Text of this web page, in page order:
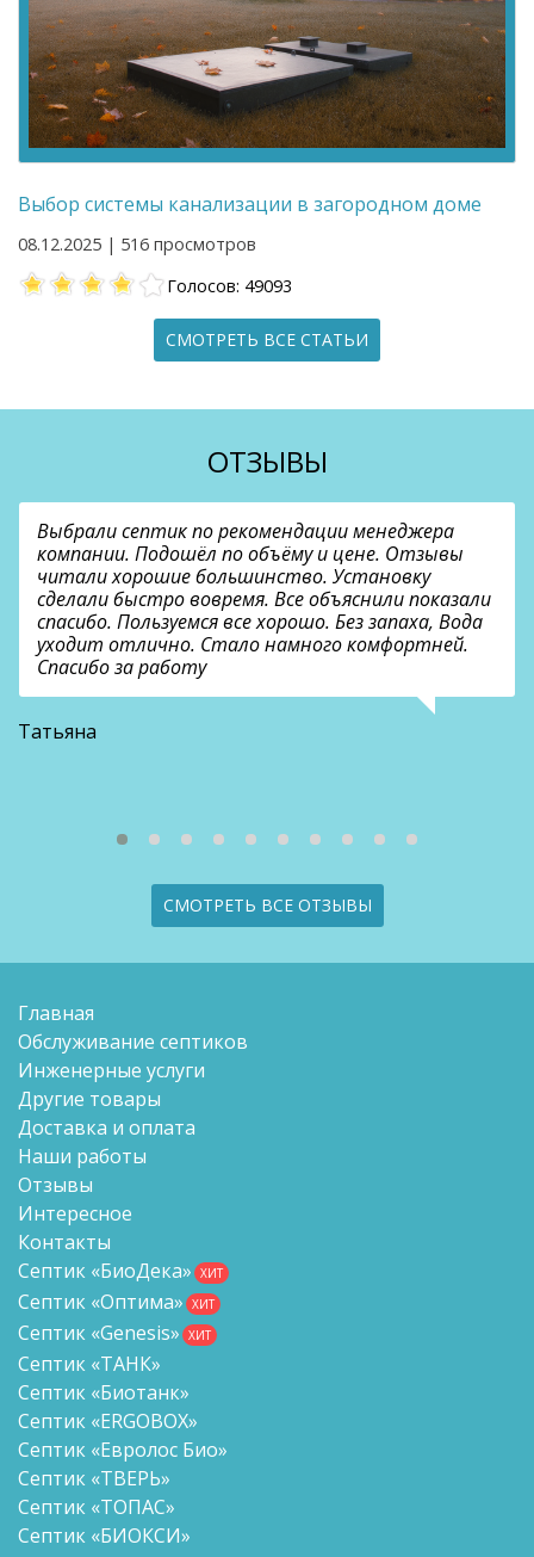
Выбор системы канализации в загородном доме
08.12.2025 | 516 просмотров
Голосов: 49093
СМОТРЕТЬ ВСЕ СТАТЬИ
ОТЗЫВЫ
Выбрали септик по рекомендации менеджера
компании. Подошёл по объёму и цене. Отзывы
читали хорошие большинство. Установку
сделали быстро вовремя. Все объяснили показали
спасибо. Пользуемся все хорошо. Без запаха, Вода
уходит отлично. Стало намного комфортней.
Спасибо за работу
Татьяна
СМОТРЕТЬ ВСЕ ОТЗЫВЫ
Главная
Обслуживание септиков
Инженерные услуги
Другие товары
Доставка и оплата
Наши работы
Отзывы
Интересное
Контакты
Септик «БиоДека» ХИТ
Септик «Оптима» ХИТ
Септик «Genesis» ХИТ
Септик «ТАНК»
Септик «Биотанк»
Септик «ERGOBOX»
Септик «Евролос Био»
Септик «ТВЕРЬ»
Септик «ТОПАС»
Септик «БИОКСИ»